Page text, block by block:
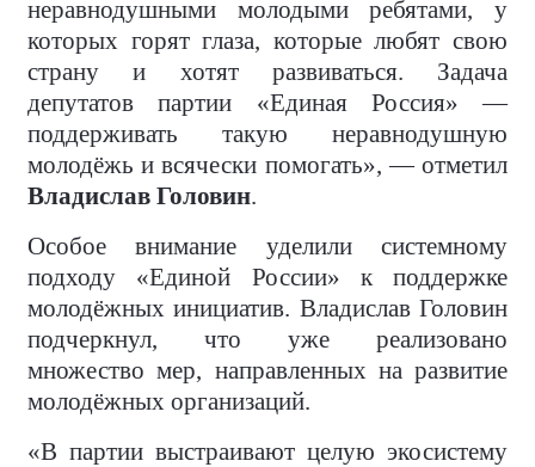
неравнодушными молодыми ребятами, у
которых горят глаза, которые любят свою
страну и хотят развиваться. Задача
депутатов партии «Единая Россия» —
поддерживать такую неравнодушную
молодёжь и всячески помогать», — отметил
Владислав Головин.
Особое внимание уделили системному
подходу «Единой России» к поддержке
молодёжных инициатив. Владислав Головин
подчеркнул, что уже реализовано
множество мер, направленных на развитие
молодёжных организаций.
«В партии выстраивают целую экосистему